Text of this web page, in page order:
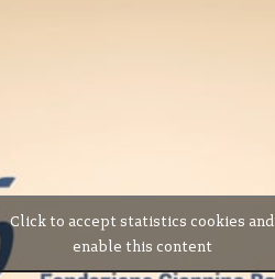
Click to accept statistics cookies and
enable this content